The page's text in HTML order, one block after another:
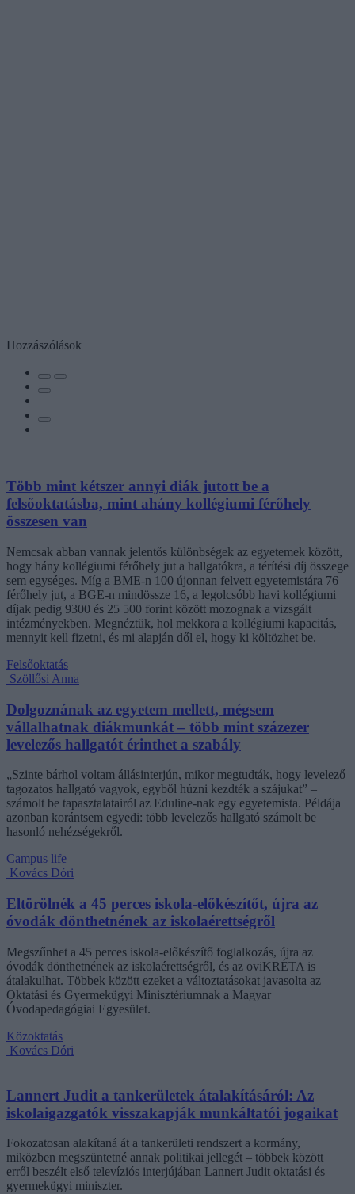
Hozzászólások
Több mint kétszer annyi diák jutott be a
felsőoktatásba, mint ahány kollégiumi férőhely
összesen van
Nemcsak abban vannak jelentős különbségek az egyetemek között,
hogy hány kollégiumi férőhely jut a hallgatókra, a térítési díj összege
sem egységes. Míg a BME-n 100 újonnan felvett egyetemistára 76
férőhely jut, a BGE-n mindössze 16, a legolcsóbb havi kollégiumi
díjak pedig 9300 és 25 500 forint között mozognak a vizsgált
intézményekben. Megnéztük, hol mekkora a kollégiumi kapacitás,
mennyit kell fizetni, és mi alapján dől el, hogy ki költözhet be.
Felsőoktatás
Szöllősi Anna
Dolgoznának az egyetem mellett, mégsem
vállalhatnak diákmunkát – több mint százezer
levelezős hallgatót érinthet a szabály
„Szinte bárhol voltam állásinterjún, mikor megtudták, hogy levelező
tagozatos hallgató vagyok, egyből húzni kezdték a szájukat” –
számolt be tapasztalatairól az Eduline-nak egy egyetemista. Példája
azonban korántsem egyedi: több levelezős hallgató számolt be
hasonló nehézségekről.
Campus life
Kovács Dóri
Eltörölnék a 45 perces iskola-előkészítőt, újra az
óvodák dönthetnének az iskolaérettségről
Megszűnhet a 45 perces iskola-előkészítő foglalkozás, újra az
óvodák dönthetnének az iskolaérettségről, és az oviKRÉTA is
átalakulhat. Többek között ezeket a változtatásokat javasolta az
Oktatási és Gyermekügyi Minisztériumnak a Magyar
Óvodapedagógiai Egyesület.
Közoktatás
Kovács Dóri
Lannert Judit a tankerületek átalakításáról: Az
iskolaigazgatók visszakapják munkáltatói jogaikat
Fokozatosan alakítaná át a tankerületi rendszert a kormány,
miközben megszüntetné annak politikai jellegét – többek között
erről beszélt első televíziós interjújában Lannert Judit oktatási és
gyermekügyi miniszter.